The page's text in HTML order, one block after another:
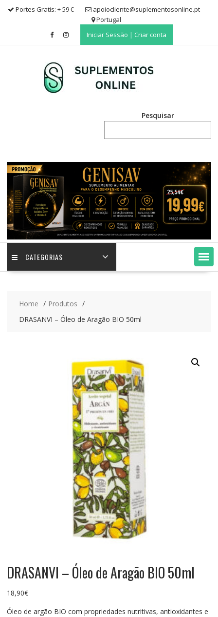
Portes Gratis: + 59 €
apoiocliente@suplementosonline.pt
Portugal
Iniciar Sessão | Criar conta
Pesquisar
CATEGORIAS
Home
Produtos
DRASANVI – Óleo de Aragão BIO 50ml
DRASANVI – Óleo de Aragão BIO 50ml
18,90€
Óleo de argão BIO com propriedades nutritivas, antioxidantes e